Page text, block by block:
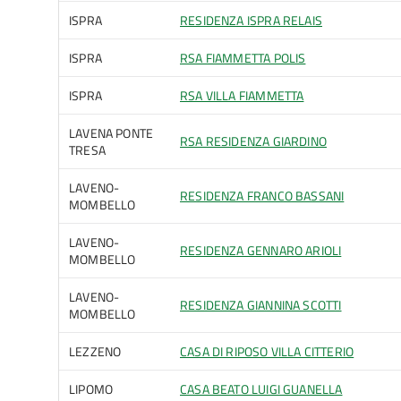
ISPRA
RESIDENZA ISPRA RELAIS
ISPRA
RSA FIAMMETTA POLIS
ISPRA
RSA VILLA FIAMMETTA
LAVENA PONTE
TRESA
RSA RESIDENZA GIARDINO
LAVENO-
MOMBELLO
RESIDENZA FRANCO BASSANI
LAVENO-
MOMBELLO
RESIDENZA GENNARO ARIOLI
LAVENO-
MOMBELLO
RESIDENZA GIANNINA SCOTTI
LEZZENO CASA DI RIPOSO VILLA CITTERIO
LIPOMO
CASA BEATO LUIGI GUANELLA